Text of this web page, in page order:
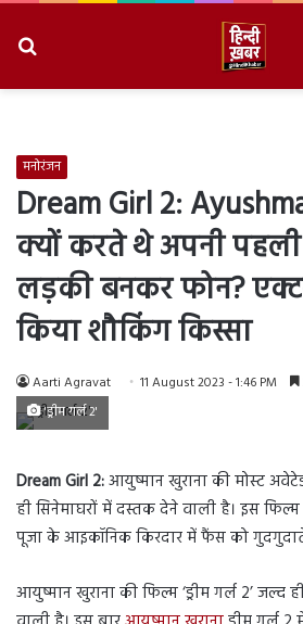
मनोरंजन
Dream Girl 2:
क्यों करते थे अपनी
लड़की बनकर फोन?
किया शौकिंग किस्सा
Aarti Agravat 11 August 2023 - 1:46 PM
'ड्रीम गर्ल 2'
Dream Girl 2:आयुष्मान खुराना की मोस्ट
ही सिनेमाघरों में दस्तक देने वाली है। इस
पूजा के आइकॉनिक किरदार में फैंस को
आयुष्मान खुराना की फिल्म ‘ड्रीम गर्ल 2’ जल्द